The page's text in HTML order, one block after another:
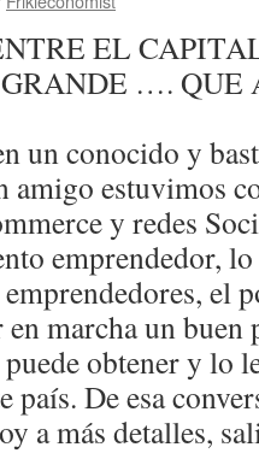
EL
…. QUE
un conocido y
estuvimos
y redes
emprendedor,
el
en marcha un
obtener y lo
país. De esa
a más detalles,